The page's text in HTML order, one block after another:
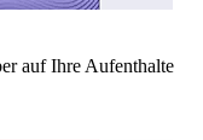
auf Ihre Aufenthalte